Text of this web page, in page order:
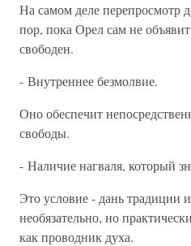
На самом деле перепросмотр
пор, пока Орел сам не
свободен.
- Внутреннее безмолвие.
Оно обеспечит
свободы.
- Наличие нагваля, который
Это условие - дань традиции
необязательно, но
как проводник духа.